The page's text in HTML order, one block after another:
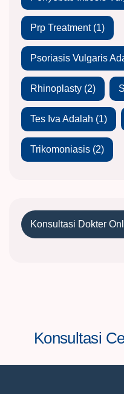
Prp Treatment(1)
Psoriasis Vulgaris
Rhinoplasty (2)
Tes Iva Adalah (1)
Trikomoniasis (2)
Konsultasi Dokter
Konsultasi